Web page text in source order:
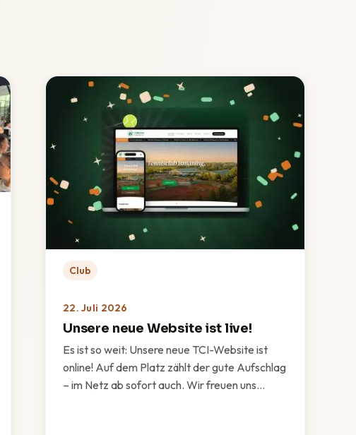
Club
22. Juli 2026
Unsere neue Website ist live!
Es ist so weit: Unsere neue TCI-Website ist
online! Auf dem Platz zählt der gute Aufschlag
– im Netz ab sofort auch. Wir freuen uns…